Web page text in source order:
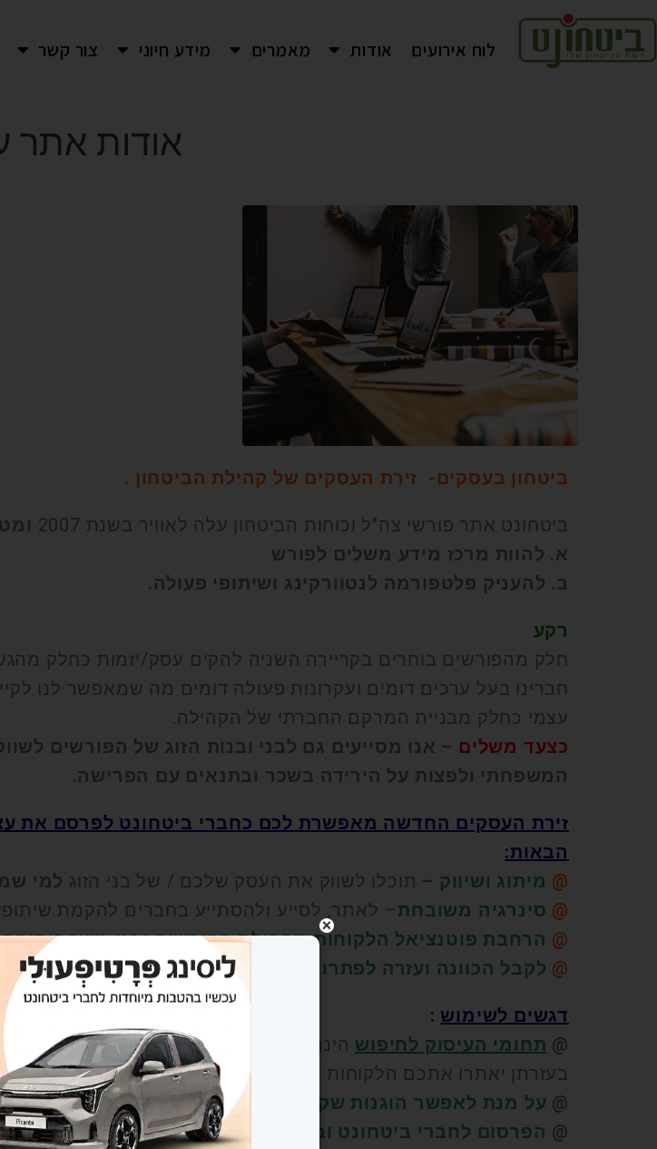
לוח אירועים אודות מאמרים מידע חיוני צור קשר
אודות אתר
ביטחון בעסקים- זירת העסקים של קהילת הביטחון .
ביטחונט אתר פורשי צה"ל וכוחות הביטחון עלה לאוויר בשנת 2007
א. להוות מרכז מידע משלים לפורש
ב. להעניק פלטפורמה לנטוורקינג ושיתופי פעולה.
רקע
חלק מהפורשים בוחרים בקריירה השניה להקים עסק/יזמות כחלק
חברינו בעל ערכים דומים ועקרונות פעולה דומים מה שמאפשר לנו
עצמי כחלק מבניית המרקם החברתי של הקהילה.
כצעד משלים – אנו מסייעים גם לבני ובנות הזוג של הפורשים
המשפחתי ולפצות על הירידה בשכר ובתנאים עם הפרישה.
זירת העסקים החדשה מאפשרת לכם כחברי ביטחונט לפרסם את
הבאות:
@ מיתוג ושיווק – תוכלו לשווק את העסק שלכם / של בני הזוג למי
@ סינרגיה משובחת– לאתר, לסייע ולהסתייע בחברים להקמת
@ הרחבת פוטנציאל הלקוחות מקהילת הפורשים ובני משפחותיהם
@ לקבל הכוונה ועזרה לפתרונות לעסקיםמיועצי "החממה ליזמות
דגשים לשימוש :
@ תחומי העיסוק לחיפוש הינם כלליים. עם זאת, במסגרת הגישה
בעזרתן יאתרו אתכם הלקוחות באתר.
@ על מנת לאפשר הוגנות שקיפות
בכל חיפוש שירותים באתר,
@ הפרסום לחברי ביטחונט ובני זוגם ללא עלות וללא הגבלת זמן